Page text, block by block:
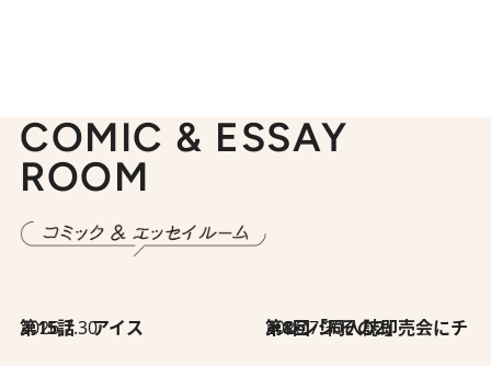
COMIC & ESSAY
ROOM
2026.7.30
第15話 アイス 2026.7.30
第8回「同人誌即売会にチャレンジ その2」